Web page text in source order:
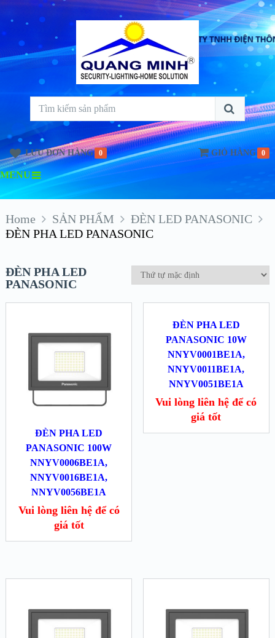
LƯU ĐƠN HÀNG 0 GIỎ HÀNG 0
MENU
Home SẢN PHẨM
ĐÈN LED PANASONIC
ĐÈN PHA LED PANASONIC
ĐÈN PHA LED
PANASONIC
ĐÈN PHA LED
PANASONIC 100W
NNYV0006BE1A,
NNYV0016BE1A,
NNYV0056BE1A
Vui lòng liên hệ để có
giá tốt
ĐÈN PHA LED
PANASONIC 10W
NNYV0001BE1A,
NNYV0011BE1A,
NNYV0051BE1A
Vui lòng liên hệ để có
giá tốt